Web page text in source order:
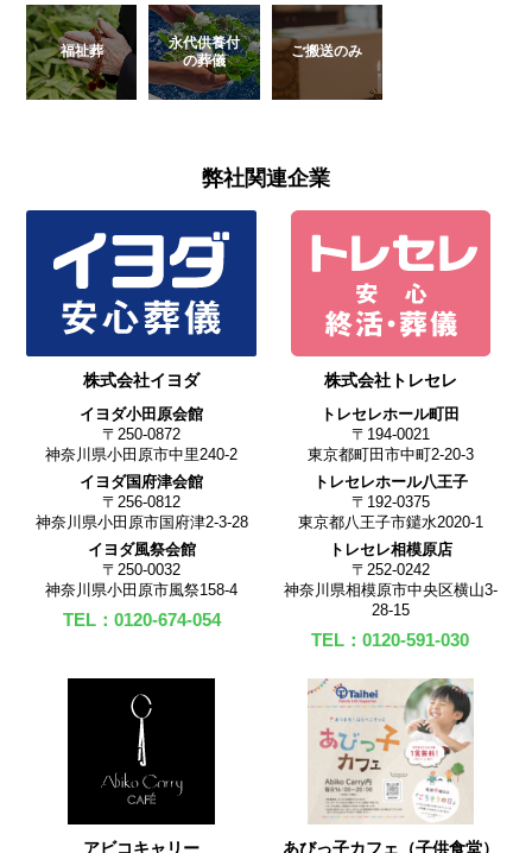
福祉葬
永代供養付
の葬儀
ご搬送のみ
弊社関連企業
株式会社イヨダ
イヨダ小田原会館
〒250-0872
神奈川県小田原市中里240-2
イヨダ国府津会館
〒256-0812
神奈川県小田原市国府津2-3-28
イヨダ風祭会館
〒250-0032
神奈川県小田原市風祭158-4
TEL：0120-674-054
株式会社トレセレ
トレセレホール町田
〒194-0021
東京都町田市中町2-20-3
トレセレホール八王子
〒192-0375
東京都八王子市鑓水2020-1
トレセレ相模原店
〒252-0242
神奈川県相模原市中央区横山3-
28-15
TEL：0120-591-030
アビコキャリー あびっ子カフェ（子供食堂）